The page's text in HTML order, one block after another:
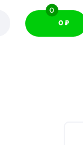
0 ₽
0